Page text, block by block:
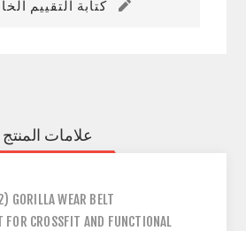
كتابة التقييم
علامات المنتج
GORILLA WEAR BELT
(2)
FOR CROSSFIT AND FUNCTIONAL